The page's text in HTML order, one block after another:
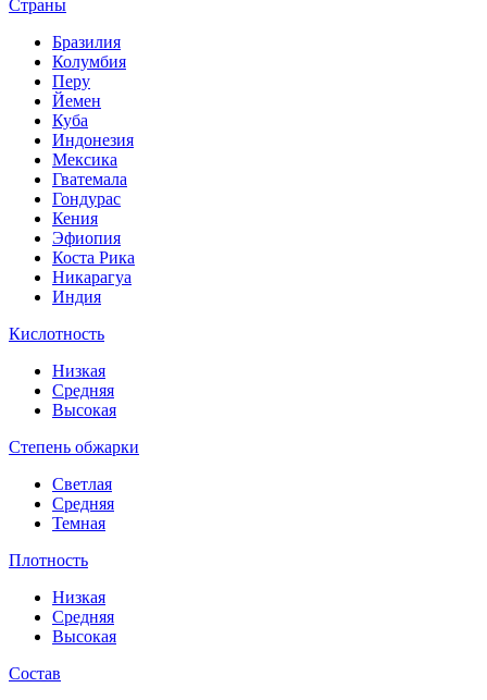
Страны
Бразилия
Колумбия
Перу
Йемен
Куба
Индонезия
Мексика
Гватемала
Гондурас
Кения
Эфиопия
Коста Рика
Никарагуа
Индия
Кислотность
Низкая
Средняя
Высокая
Степень обжарки
Светлая
Средняя
Темная
Плотность
Низкая
Средняя
Высокая
Состав